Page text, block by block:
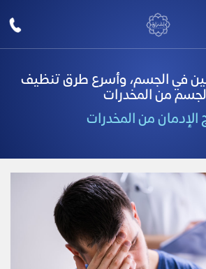
في الجسم، وأسرع طرق تنظيف
من المخدرات
الإدمان من المخدرات